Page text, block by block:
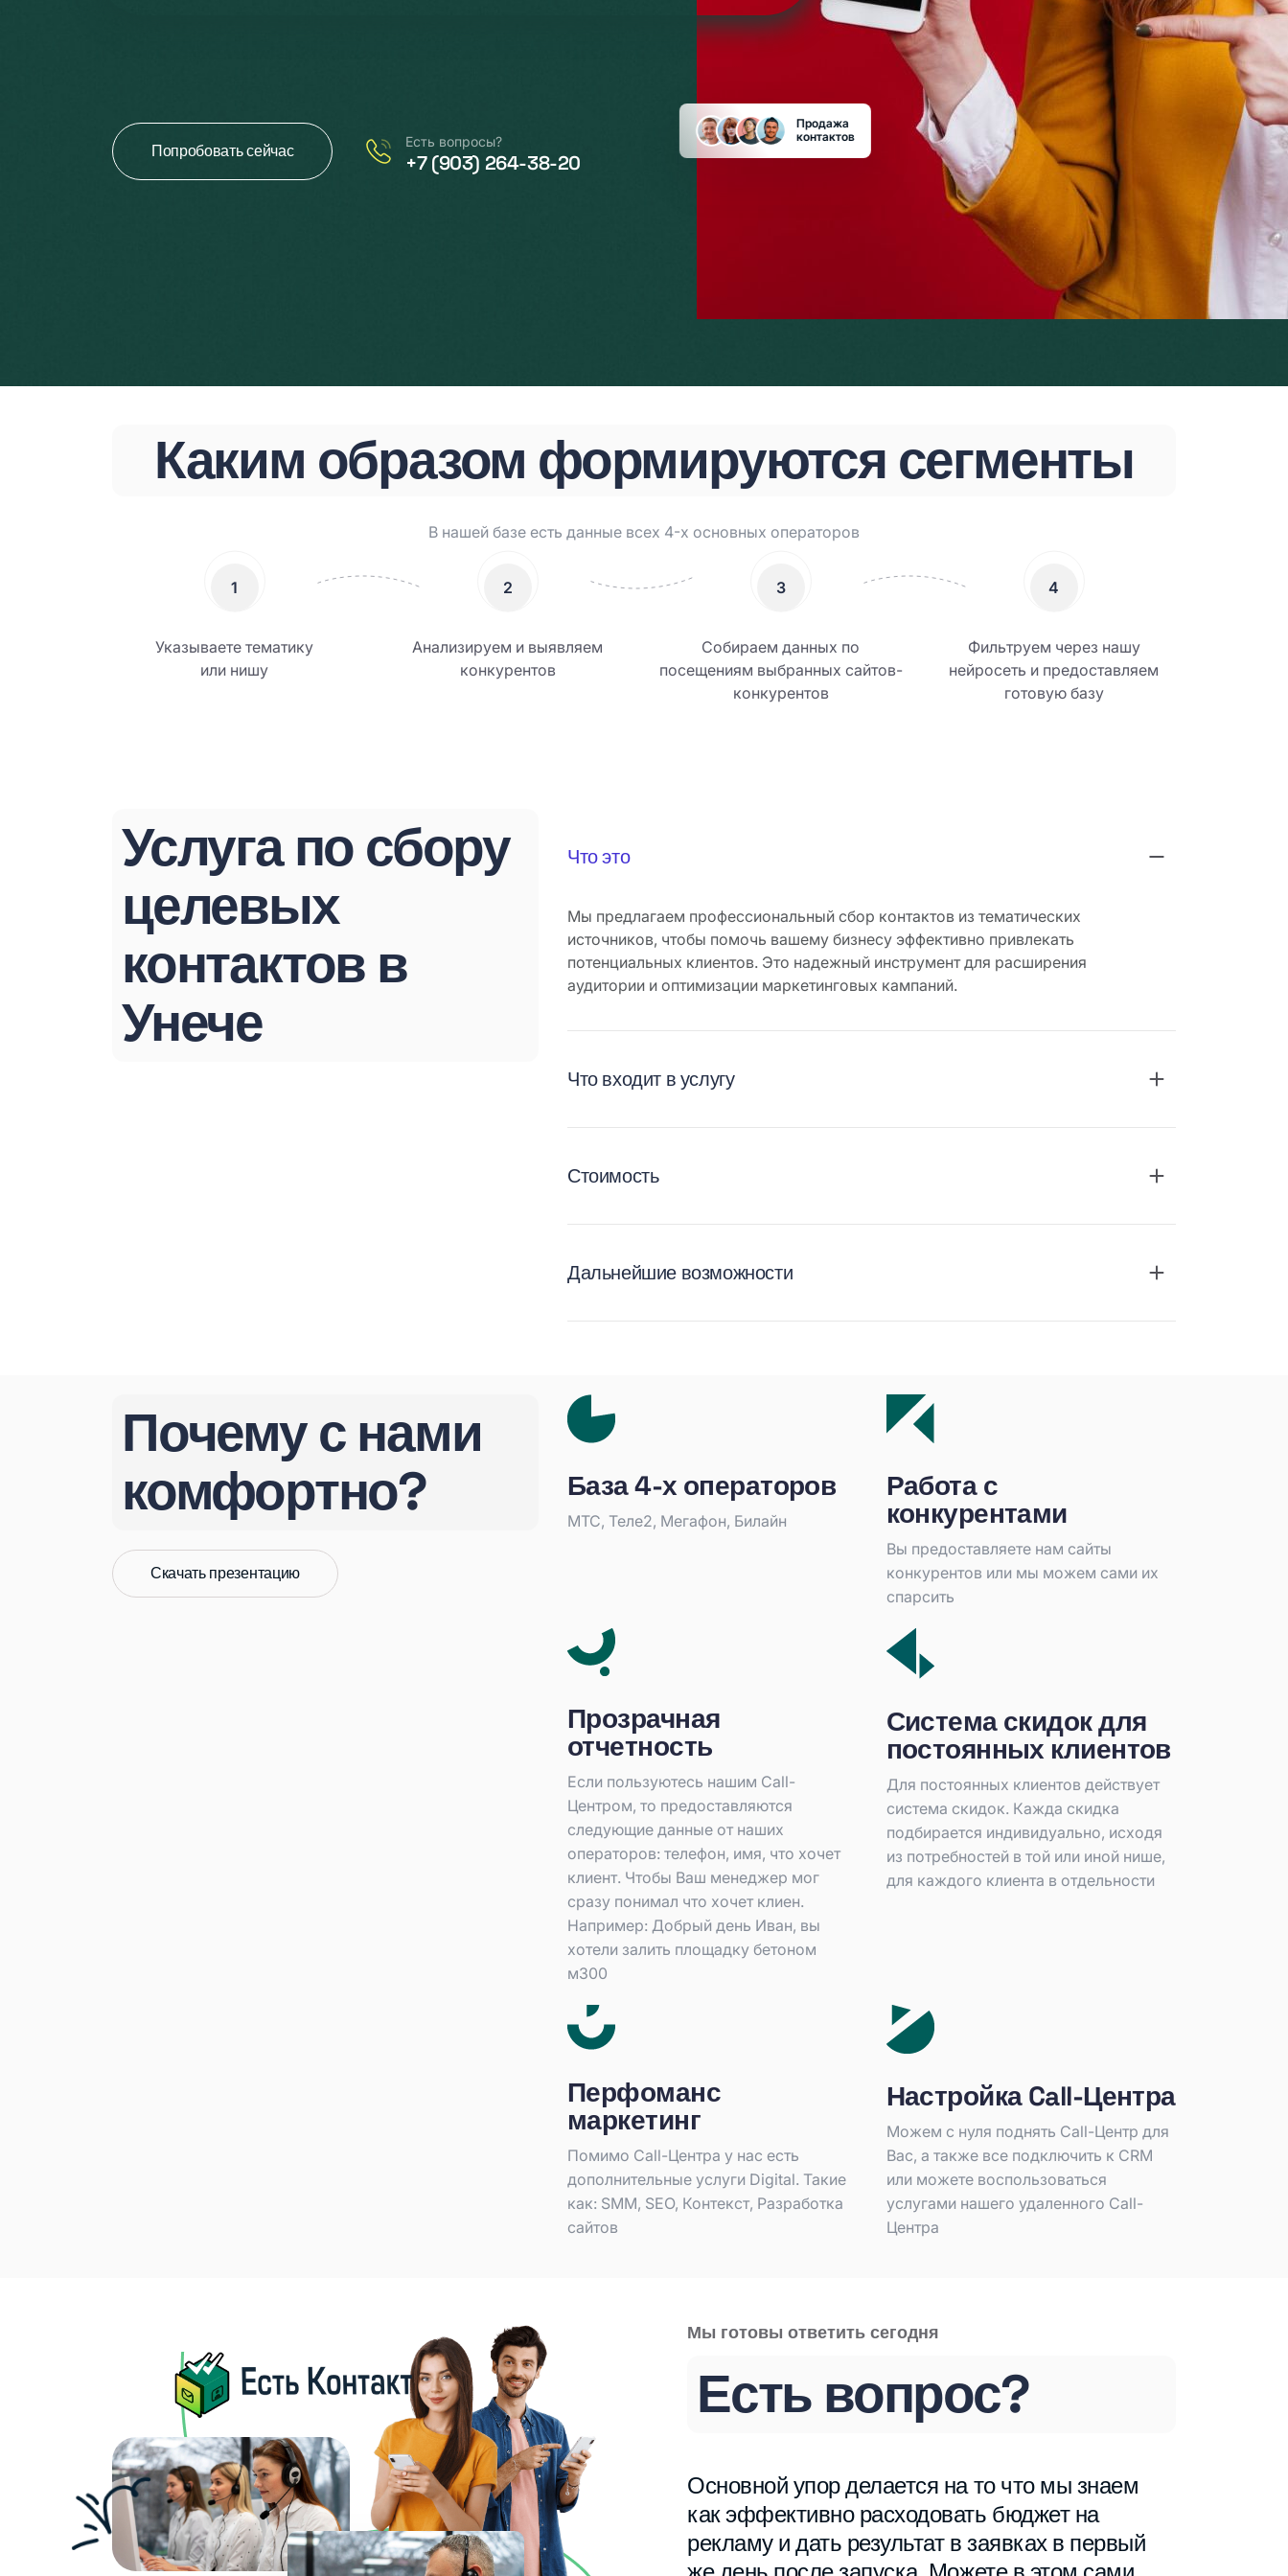
Попробовать сейчас Есть вопросы?
+7 (903) 264-38-20
Продажа
контактов
Каким образом формируются сегменты
В нашей базе есть данные всех 4-х основных операторов
1
Указываете тематику
или нишу
2
Анализируем и выявляем
конкурентов
3
Собираем данных по
посещениям выбранных сайтов-
конкурентов
4
Фильтруем через нашу
нейросеть и предоставляем
готовую базу
Услуга по сбору
целевых
контактов в
Унече
Что это
Мы предлагаем профессиональный сбор контактов из тематических
источников, чтобы помочь вашему бизнесу эффективно привлекать
потенциальных клиентов. Это надежный инструмент для расширения
аудитории и оптимизации маркетинговых кампаний.
Что входит в услугу
Стоимость
Дальнейшие возможности
Почему с нами
комфортно?
Скачать презентацию
База 4-х операторов
МТС, Теле2, Мегафон, Билайн
Работа с
конкурентами
Вы предоставляете нам сайты
конкурентов или мы можем сами их
спарсить
Прозрачная
отчетность
Если пользуютесь нашим Call-
Центром, то предоставляются
следующие данные от наших
операторов: телефон, имя, что хочет
клиент. Чтобы Ваш менеджер мог
сразу понимал что хочет клиен.
Например: Добрый день Иван, вы
хотели залить площадку бетоном
м300
Система скидок для
постоянных клиентов
Для постоянных клиентов действует
система скидок. Кажда скидка
подбирается индивидуально, исходя
из потребностей в той или иной нише,
для каждого клиента в отдельности
Перфоманс
маркетинг
Помимо Call-Центра у нас есть
дополнительные услуги Digital. Такие
как: SMM, SEO, Контекст, Разработка
сайтов
Настройка Call-Центра
Можем с нуля поднять Call-Центр для
Вас, а также все подключить к CRM
или можете воспользоваться
услугами нашего удаленного Call-
Центра
Мы готовы ответить сегодня
Есть вопрос?
Основной упор делается на то что мы знаем
как эффективно расходовать бюджет на
рекламу и дать результат в заявках в первый